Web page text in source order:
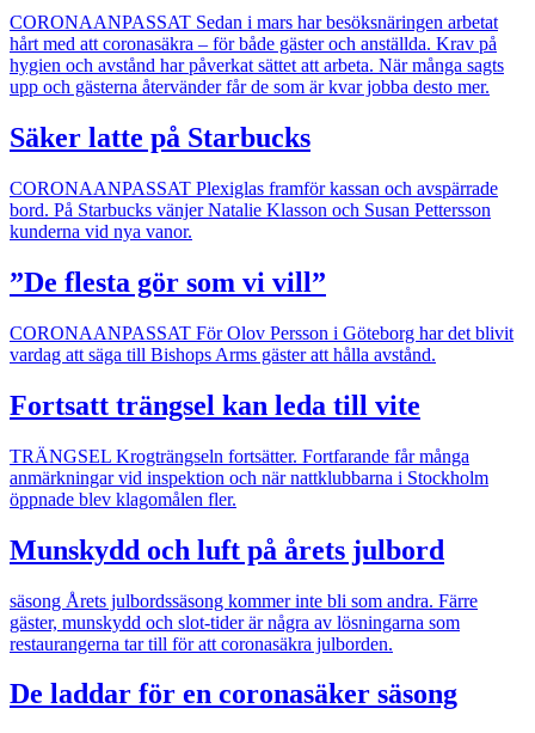
CORONAANPASSAT Sedan i mars har besöksnäringen arbetat
hårt med att coronasäkra – för både gäster och anställda. Krav på
hygien och avstånd har påverkat sättet att arbeta. När många sagts
upp och gästerna återvänder får de som är kvar jobba desto mer.
Säker latte på Starbucks
CORONAANPASSAT Plexiglas framför kassan och avspärrade
bord. På Starbucks vänjer Natalie Klasson och Susan Pettersson
kunderna vid nya vanor.
”De flesta gör som vi vill”
CORONAANPASSAT För Olov Persson i Göteborg har det blivit
vardag att säga till Bishops Arms gäster att hålla avstånd.
Fortsatt trängsel kan leda till vite
TRÄNGSEL Krogträngseln fortsätter. Fortfarande får många
anmärkningar vid inspektion och när nattklubbarna i Stockholm
öppnade blev klagomålen fler.
Munskydd och luft på årets julbord
säsong Årets julbordssäsong kommer inte bli som andra. Färre
gäster, munskydd och slot-tider är några av lösningarna som
restaurangerna tar till för att coronasäkra julborden.
De laddar för en coronasäker säsong